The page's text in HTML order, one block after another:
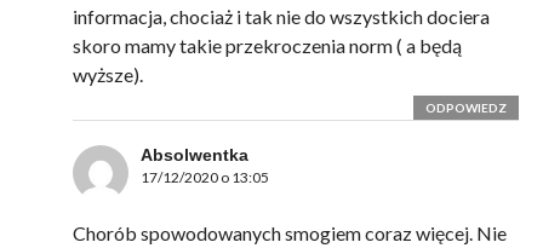
informacja, chociaż i tak nie do wszystkich dociera
skoro mamy takie przekroczenia norm ( a będą
wyższe).
ODPOWIEDZ
Absolwentka
17/12/2020 o 13:05
Chorób spowodowanych smogiem coraz więcej. Nie